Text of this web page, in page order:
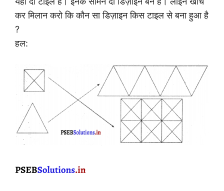
कर मिलान करो कि कौन सा डिज़ाइन किस टाइल से बना हुआ है
?
हल: